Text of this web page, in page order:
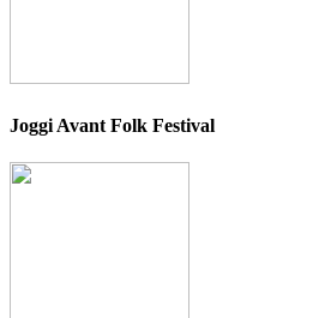
Joggi Avant Folk Festival